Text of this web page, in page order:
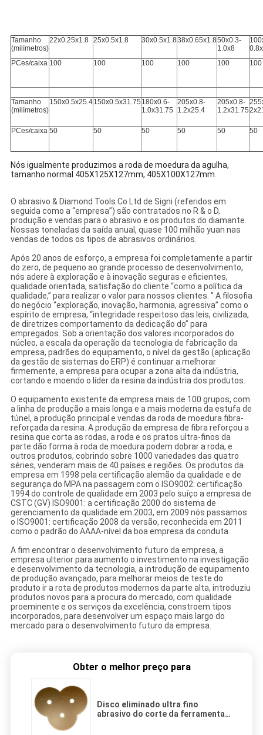
Tamanho
(milímetros)
22x0.25x1.8 25x0.5x1.8 30x0.5x1.838x0.65x1.850x0.3-
1.0x8
PCes/caixa 100 100 100 100 100 100
Tamanho
(milímetros)
150x0.5x25.4150x0.5x31.75 180x0.6-
1.0x31.75
205x0.8-
1.2x25.4
205x0.8-
1.2x31.75
PCes/caixa 50 50 50 50 50 50
Nós igualmente produzimos a roda de moedura da agulha,
tamanho normal 405X125X127mm, 405X100X127mm.
O abrasivo & Diamond Tools Co Ltd de Signi (referidos em
seguida como a “empresa”) são contratados no R & o D,
produção e vendas para o abrasivo e os produtos do diamante.
Nossas toneladas da saída anual, quase 100 milhão yuan nas
vendas de todos os tipos de abrasivos ordinários.
Após 20 anos de esforço, a empresa foi completamente a partir
do zero, de pequeno ao grande processo de desenvolvimento,
nós adere à exploração e à inovação seguras e eficientes,
qualidade orientada, satisfação do cliente “como a política da
qualidade,” para realizar o valor para nossos clientes. ” A filosofia
do negócio “exploração, inovação, harmonia, agressiva” como o
espírito de empresa, “integridade respeitoso das leis, civilizada,
de diretrizes comportamento da dedicação do” para
empregados. Sob a orientação dos valores incorporados do
núcleo, a escala da operação da tecnologia de fabricação da
empresa, padrões do equipamento, o nível da gestão (aplicação
da gestão de sistemas do ERP) é continuar a melhorar
firmemente, a empresa para ocupar a zona alta da indústria,
cortando e moendo o líder da resina da indústria dos produtos.
O equipamento existente da empresa mais de 100 grupos, com
a linha de produção a mais longa e a mais moderna da estufa de
túnel, a produção principal e vendas da roda de moedura fibra-
reforçada da resina. A produção da empresa de fibra reforçou a
resina que corta as rodas, a roda e os pratos ultra-finos da
parte dão forma à roda de moedura podem dobrar a roda, e
outros produtos, cobrindo sobre 1000 variedades das quatro
séries, venderam mais de 40 países e regiões. Os produtos da
empresa em 1998 pela certificação alemão da qualidade e de
segurança do MPA na passagem com o ISO9002: certificação
1994 do controle de qualidade em 2003 pelo suíço a empresa de
CSTC (GV) ISO9001: a certificação 2000 do sistema de
gerenciamento da qualidade em 2003, em 2009 nós passamos
o ISO9001: certificação 2008 da versão, reconhecida em 2011
como o padrão do AAAA-nível da boa empresa da conduta.
A fim encontrar o desenvolvimento futuro da empresa, a
empresa ulterior para aumento o investimento na investigação
e desenvolvimento da tecnologia, a introdução de equipamento
de produção avançado, para melhorar meios de teste do
produto ir a rota de produtos modernos da parte alta, introduziu
produtos novos para a procura do mercado, com qualidade
proeminente e os serviços da excelência, constroem tipos
incorporados, para desenvolver um espaço mais largo do
mercado para o desenvolvimento futuro da empresa.
Obter o melhor preço para
Disco eliminado ultra fino
abrasivo do corte da ferramenta